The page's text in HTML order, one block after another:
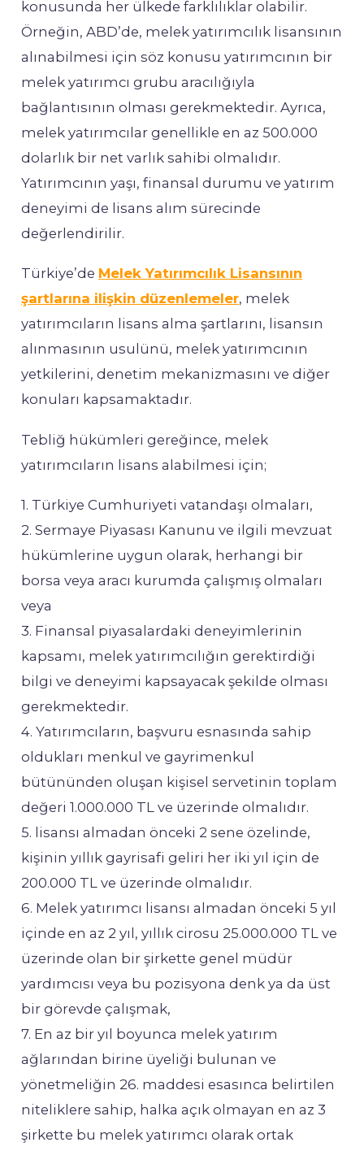
konusunda her ülkede farklılıklar olabilir.
Örneğin, ABD’de, melek yatırımcılık lisansının
alınabilmesi için söz konusu yatırımcının bir
melek yatırımcı grubu aracılığıyla
bağlantısının olması gerekmektedir. Ayrıca,
melek yatırımcılar genellikle en az 500.000
dolarlık bir net varlık sahibi olmalıdır.
Yatırımcının yaşı, finansal durumu ve yatırım
deneyimi de lisans alım sürecinde
değerlendirilir.
Türkiye’de Melek Yatırımcılık Lisansının
şartlarına ilişkin düzenlemeler, melek
yatırımcıların lisans alma şartlarını, lisansın
alınmasının usulünü, melek yatırımcının
yetkilerini, denetim mekanizmasını ve diğer
konuları kapsamaktadır.
Tebliğ hükümleri gereğince, melek
yatırımcıların lisans alabilmesi için;
1. Türkiye Cumhuriyeti vatandaşı olmaları,
2. Sermaye Piyasası Kanunu ve ilgili mevzuat
hükümlerine uygun olarak, herhangi bir
borsa veya aracı kurumda çalışmış olmaları
veya
3. Finansal piyasalardaki deneyimlerinin
kapsamı, melek yatırımcılığın gerektirdiği
bilgi ve deneyimi kapsayacak şekilde olması
gerekmektedir.
4. Yatırımcıların, başvuru esnasında sahip
oldukları menkul ve gayrimenkul
bütününden oluşan kişisel servetinin toplam
değeri 1.000.000 TL ve üzerinde olmalıdır.
5. lisansı almadan önceki 2 sene özelinde,
kişinin yıllık gayrisafi geliri her iki yıl için de
200.000 TL ve üzerinde olmalıdır.
6. Melek yatırımcı lisansı almadan önceki 5 yıl
içinde en az 2 yıl, yıllık cirosu 25.000.000 TL ve
üzerinde olan bir şirkette genel müdür
yardımcısı veya bu pozisyona denk ya da üst
bir görevde çalışmak,
7. En az bir yıl boyunca melek yatırım
ağlarından birine üyeliği bulunan ve
yönetmeliğin 26. maddesi esasınca belirtilen
niteliklere sahip, halka açık olmayan en az 3
şirkette bu melek yatırımcı olarak ortak